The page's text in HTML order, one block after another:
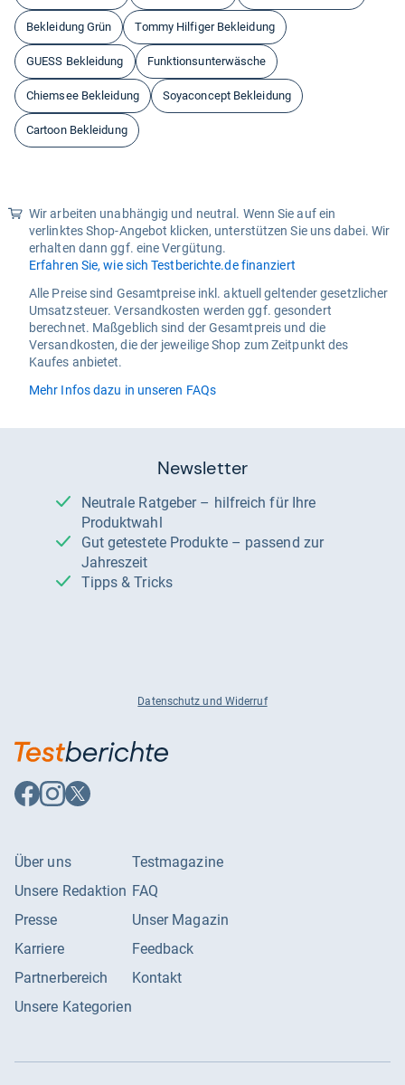
Bekleidung Grün Tommy Hilfiger Bekleidung
GUESS Bekleidung Funktionsunterwäsche
Chiemsee Bekleidung Soyaconcept Bekleidung
Cartoon Bekleidung
Wir arbeiten unabhängig und neutral. Wenn Sie auf ein
verlinktes Shop-Angebot klicken, unterstützen Sie uns dabei. Wir
erhalten dann ggf. eine Vergütung.
Erfahren Sie, wie sich Testberichte.de finanziert
Alle Preise sind Gesamtpreise inkl. aktuell geltender gesetzlicher
Umsatzsteuer. Versandkosten werden ggf. gesondert
berechnet. Maßgeblich sind der Gesamtpreis und die
Versandkosten, die der jeweilige Shop zum Zeitpunkt des
Kaufes anbietet.
Mehr Infos dazu in unseren FAQs
Newsletter
Neutrale Ratgeber – hilfreich für Ihre
Produktwahl
Gut getestete Produkte – passend zur
Jahreszeit
Tipps & Tricks
Datenschutz und Widerruf
Auf
Facebook
Auf
Instagram
Auf
X
Über uns
Unsere Redaktion
Presse
Karriere
Partnerbereich
Unsere Kategorien
Testmagazine
FAQ
Unser Magazin
Feedback
Kontakt